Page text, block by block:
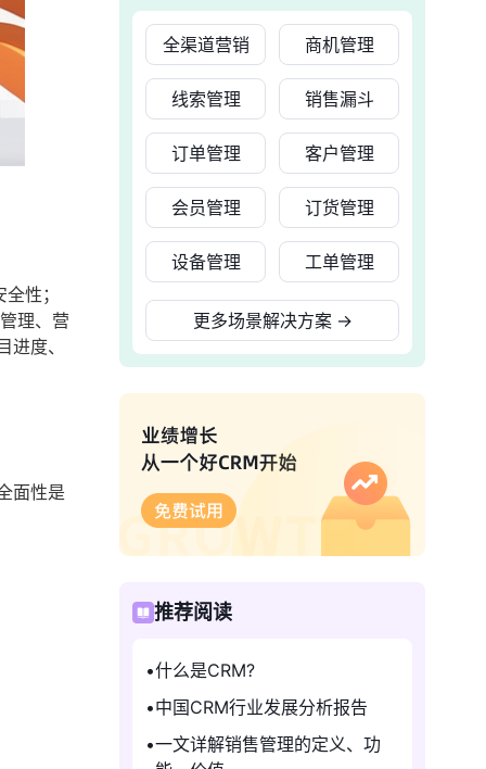
性；
理、营
度、
面性是
全渠道营销 商机管理
线索管理 销售漏斗
订单管理 客户管理
会员管理 订货管理
设备管理 工单管理
更多场景解决方案 →
推荐阅读
什么是CRM?
中国CRM行业发展分析报告
一文详解销售管理的定义、功